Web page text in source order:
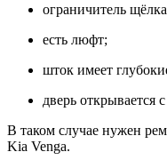
ограничитель
есть люфт;
шток имеет
дверь открывается
В таком случае нужен
Kia Venga.